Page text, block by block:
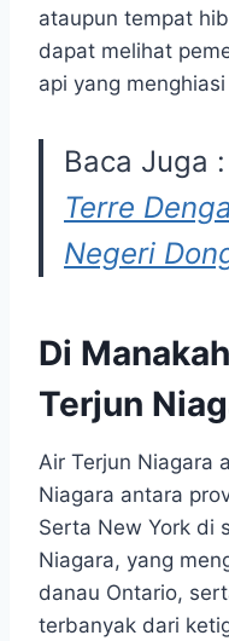
ataupun tempat
dapat melihat
api yang
Baca Juga :
Terre
Negeri
Di
Terjun
Air Terjun Niagara
Niagara antara
Serta New York di
Niagara, yang
danau Ontario,
terbanyak dari